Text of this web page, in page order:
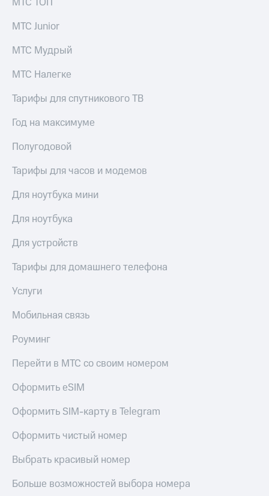
МТС Junior
МТС Мудрый
МТС Налегке
Тарифы для спутникового ТВ
Год на максимуме
Полугодовой
Тарифы для часов и модемов
Для ноутбука мини
Для ноутбука
Для устройств
Тарифы для домашнего телефона
Услуги
Мобильная связь
Роуминг
Перейти в МТС со своим номером
Оформить eSIM
Оформить SIM-карту в Telegram
Оформить чистый номер
Выбрать красивый номер
Больше возможностей выбора номера